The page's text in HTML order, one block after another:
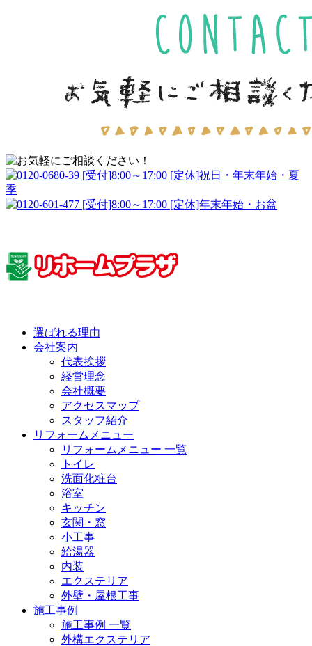
選ばれる理由
会社案内
代表挨拶
経営理念
会社概要
アクセスマップ
スタッフ紹介
リフォームメニュー
リフォームメニュー 一覧
トイレ
洗面化粧台
浴室
キッチン
玄関・窓
小工事
給湯器
内装
エクステリア
外壁・屋根工事
施工事例
施工事例 一覧
外構エクステリア